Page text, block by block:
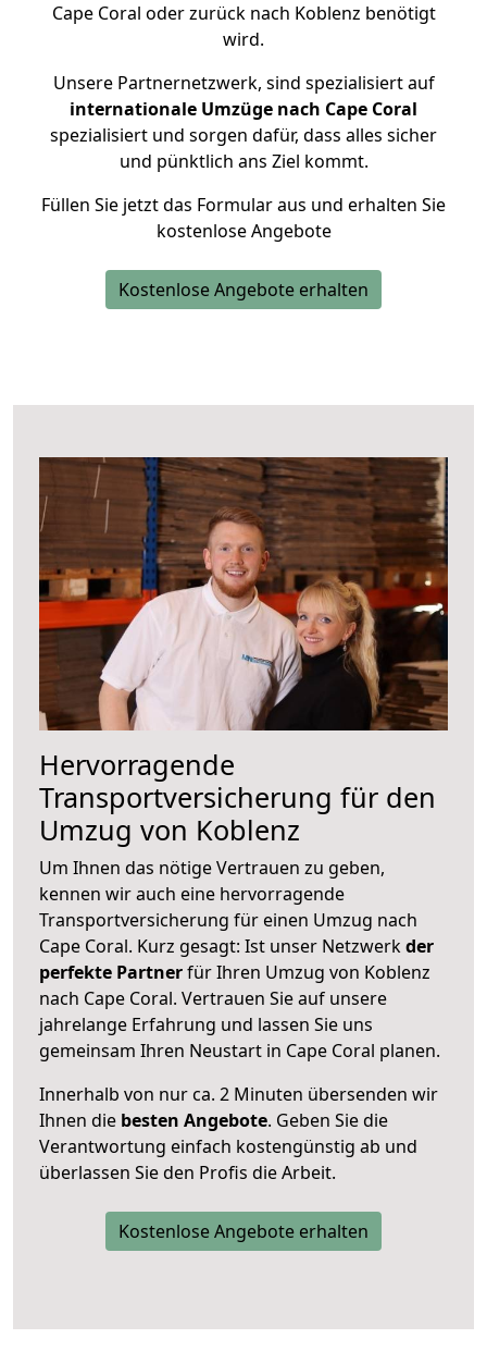
Cape Coral oder zurück nach Koblenz benötigt
wird.
Unsere Partnernetzwerk, sind spezialisiert auf
internationale Umzüge nach Cape Coral
spezialisiert und sorgen dafür, dass alles sicher
und pünktlich ans Ziel kommt.
Füllen Sie jetzt das Formular aus und erhalten Sie
kostenlose Angebote
Kostenlose Angebote erhalten
Hervorragende
Transportversicherung für den
Umzug von Koblenz
Um Ihnen das nötige Vertrauen zu geben,
kennen wir auch eine hervorragende
Transportversicherung für einen Umzug nach
Cape Coral. Kurz gesagt: Ist unser Netzwerkder
perfekte Partnerfür Ihren Umzug von Koblenz
nach Cape Coral. Vertrauen Sie auf unsere
jahrelange Erfahrung und lassen Sie uns
gemeinsam Ihren Neustart in Cape Coral planen.
Innerhalb von nur ca. 2 Minuten übersenden wir
Ihnen die besten Angebote. Geben Sie die
Verantwortung einfach kostengünstig ab und
überlassen Sie den Profis die Arbeit.
Kostenlose Angebote erhalten